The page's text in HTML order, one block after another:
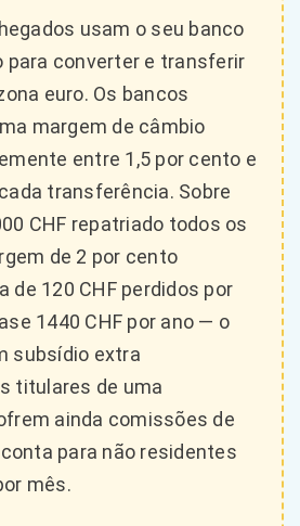
usam o seu banco
para converter e transferir
euro. Os bancos
margem de câmbio
entre 1,5 por cento e
transferência. Sobre
CHF repatriado todos os
de 2 por cento
de 120 CHF perdidos por
1440 CHF por ano — o
subsídio extra
titulares de uma
ainda comissões de
para não residentes
mês.